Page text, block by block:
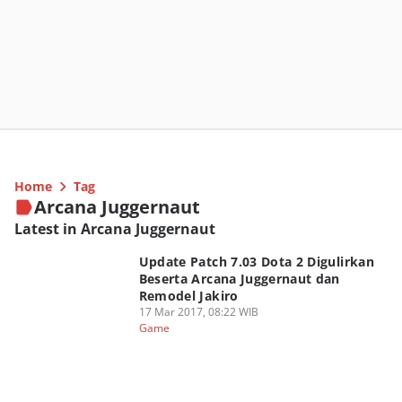
Home Tag
Arcana Juggernaut
Latest in Arcana Juggernaut
Update Patch 7.03 Dota 2 Digulirkan
Beserta Arcana Juggernaut dan
Remodel Jakiro
17 Mar 2017, 08:22 WIB
Game